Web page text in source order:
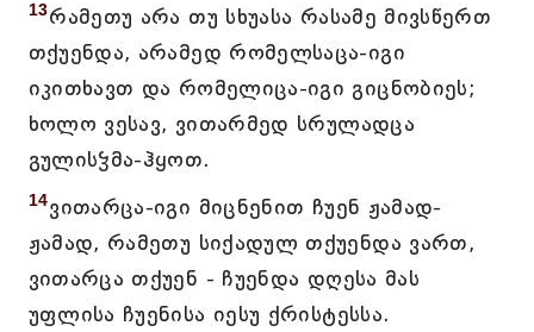
13რამეთუ არა თუ სხუასა რასამე მივსწერთ
თქუენდა, არამედ რომელსაცა-იგი
იკითხავთ და რომელიცა-იგი გიცნობიეს;
ხოლო ვესავ, ვითარმედ სრულადცა
გულისჴმა-ჰყოთ.
14ვითარცა-იგი მიცნენით ჩუენ ჟამად-
ჟამად, რამეთუ სიქადულ თქუენდა ვართ,
ვითარცა თქუენ - ჩუენდა დღესა მას
უფლისა ჩუენისა იესუ ქრისტესსა.